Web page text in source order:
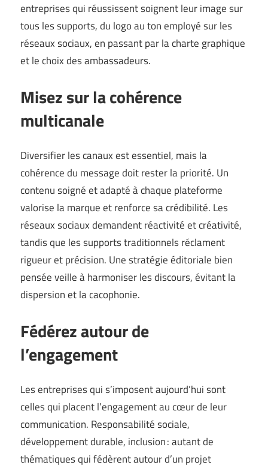
entreprises qui réussissent soignent leur image sur
tous les supports, du logo au ton employé sur les
réseaux sociaux, en passant par la charte graphique
et le choix des ambassadeurs.
Misez sur la cohérence
multicanale
Diversifier les canaux est essentiel, mais la
cohérence du message doit rester la priorité. Un
contenu soigné et adapté à chaque plateforme
valorise la marque et renforce sa crédibilité. Les
réseaux sociaux demandent réactivité et créativité,
tandis que les supports traditionnels réclament
rigueur et précision. Une stratégie éditoriale bien
pensée veille à harmoniser les discours, évitant la
dispersion et la cacophonie.
Fédérez autour de
l’engagement
Les entreprises qui s’imposent aujourd’hui sont
celles qui placent l’engagement au cœur de leur
communication. Responsabilité sociale,
développement durable, inclusion : autant de
thématiques qui fédèrent autour d’un projet